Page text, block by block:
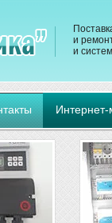
и
и
Интернет-